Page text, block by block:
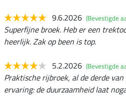
9.6.2026 (Bevestigde
Superfijne broek. Heb er een
heerlijk. Zak op been is top.
5.2.2026 (Bevestigde
Praktische rijbroek, al de derde
ervaring: de duurzaamheid laat